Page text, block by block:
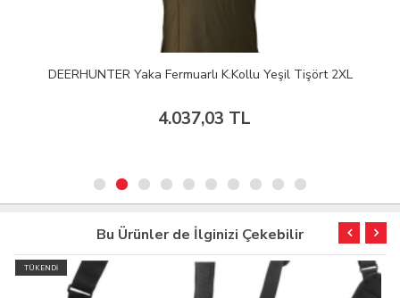
DEERHUNTER Yaka Fermuarlı K.Kollu Yeşil Tişört 2XL
4.037,03 TL
Bu Ürünler de İlginizi Çekebilir
TÜKENDİ